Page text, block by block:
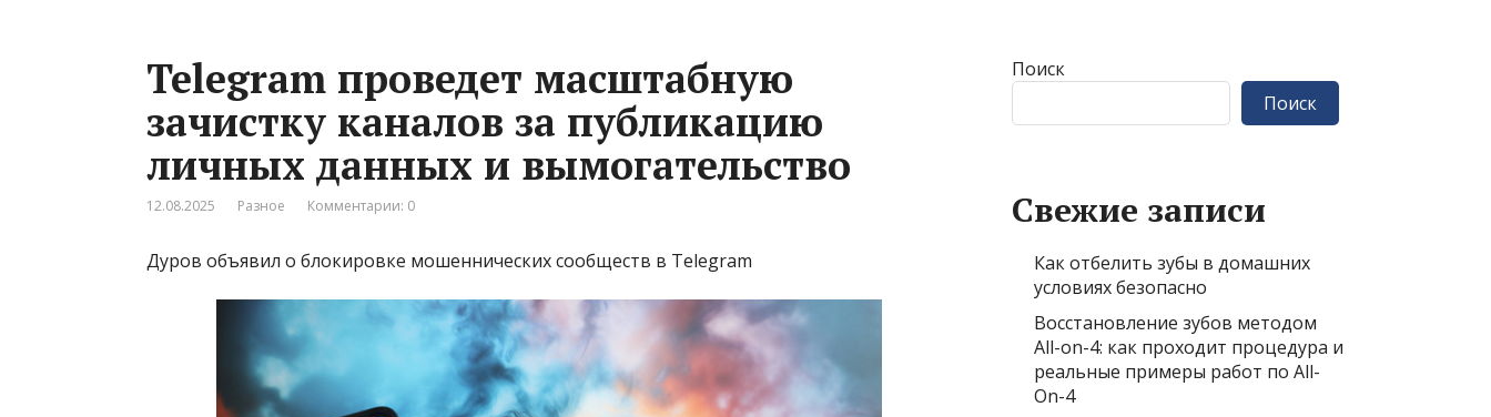
Telegram проведет масштабную
зачистку каналов за публикацию
личных данных и вымогательство
12.08.2025 Разное Комментарии: 0
Дуров объявил о блокировке мошеннических сообществ в Telegram
Поиск
Поиск
Свежие записи
Как отбелить зубы в домашних
условиях безопасно
Восстановление зубов методом
All-on-4: как проходит процедура и
реальные примеры работ по All-
On-4